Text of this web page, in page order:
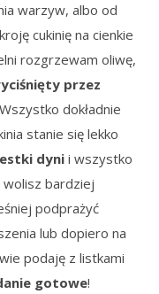
warzyw, albo od
kroję cukinię na cienkie
rozgrzewam oliwę,
przez
dokładnie
stanie się lekko
dynii wszystko
wolisz bardziej
podprażyć
lub dopiero na
podaję z listkami
gotowe!